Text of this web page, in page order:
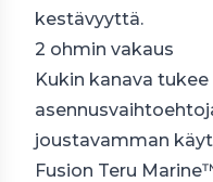
kestävyyttä.
2 ohmin vakaus
Kukin kanava
joustavamman
Fusion Teru